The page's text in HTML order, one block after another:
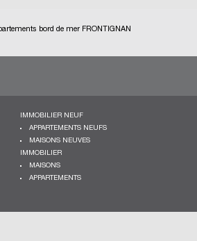
bord de mer FRONTIGNAN
IMMOBILIER NEUF
APPARTEMENTS NEUFS
MAISONS NEUVES
IMMOBILIER
MAISONS
APPARTEMENTS